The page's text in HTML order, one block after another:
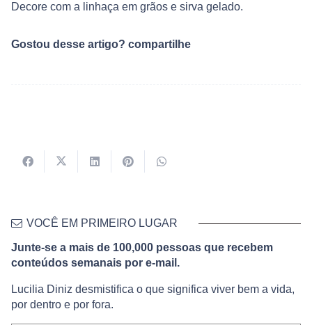
Decore com a linhaça em grãos e sirva gelado.
Gostou desse artigo? compartilhe
VOCÊ EM PRIMEIRO LUGAR
Junte-se a mais de 100,000 pessoas que recebem
conteúdos semanais por e-mail.
Lucilia Diniz desmistifica o que significa viver bem a vida,
por dentro e por fora.